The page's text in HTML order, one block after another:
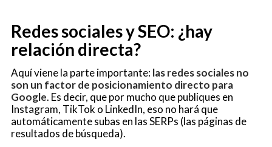
Redes sociales y SEO: ¿hay
relación directa?
Aquí viene la parte importante:las redes sociales no
son un factor de posicionamiento directo para
Google. Es decir, que por mucho que publiques en
Instagram, TikTok o LinkedIn, eso no hará que
automáticamente subas en las SERPs (las páginas de
resultados de búsqueda).